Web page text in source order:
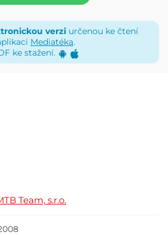
verzi určenou ke čtení
Mediatéka.
ke stažení.
Team, s.r.o.